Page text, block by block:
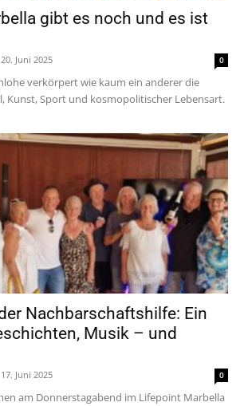
gibt es noch und es ist
20. Juni 2025 0
verkörpert wie kaum ein anderer die
Kunst, Sport und kosmopolitischer Lebensart.
Nachbarschaftshilfe: Ein
Musik – und
17. Juni 2025 0
am Donnerstagabend im Lifepoint Marbella